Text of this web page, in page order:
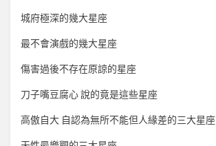
城府極深的幾大星座
最不會演戲的幾大星座
傷害過後不存在原諒的星座
刀子嘴豆腐心 說的竟是這些星座
高傲自大 自認為無所不能但人緣差的三大星座